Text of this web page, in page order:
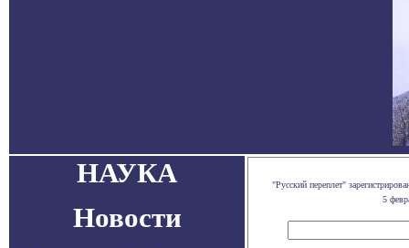
НАУКА
Новости
"Русский переплет"
5